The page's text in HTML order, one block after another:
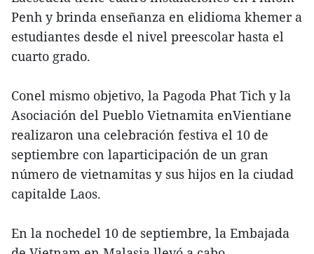
Penh y brinda enseñanza en elidioma khemer a
estudiantes desde el nivel preescolar hasta el
cuarto grado.
Conel mismo objetivo, la Pagoda Phat Tich y la
Asociación del Pueblo Vietnamita enVientiane
realizaron una celebración festiva el 10 de
septiembre con laparticipación de un gran
número de vietnamitas y sus hijos en la ciudad
capitalde Laos.
En la nochedel 10 de septiembre, la Embajada